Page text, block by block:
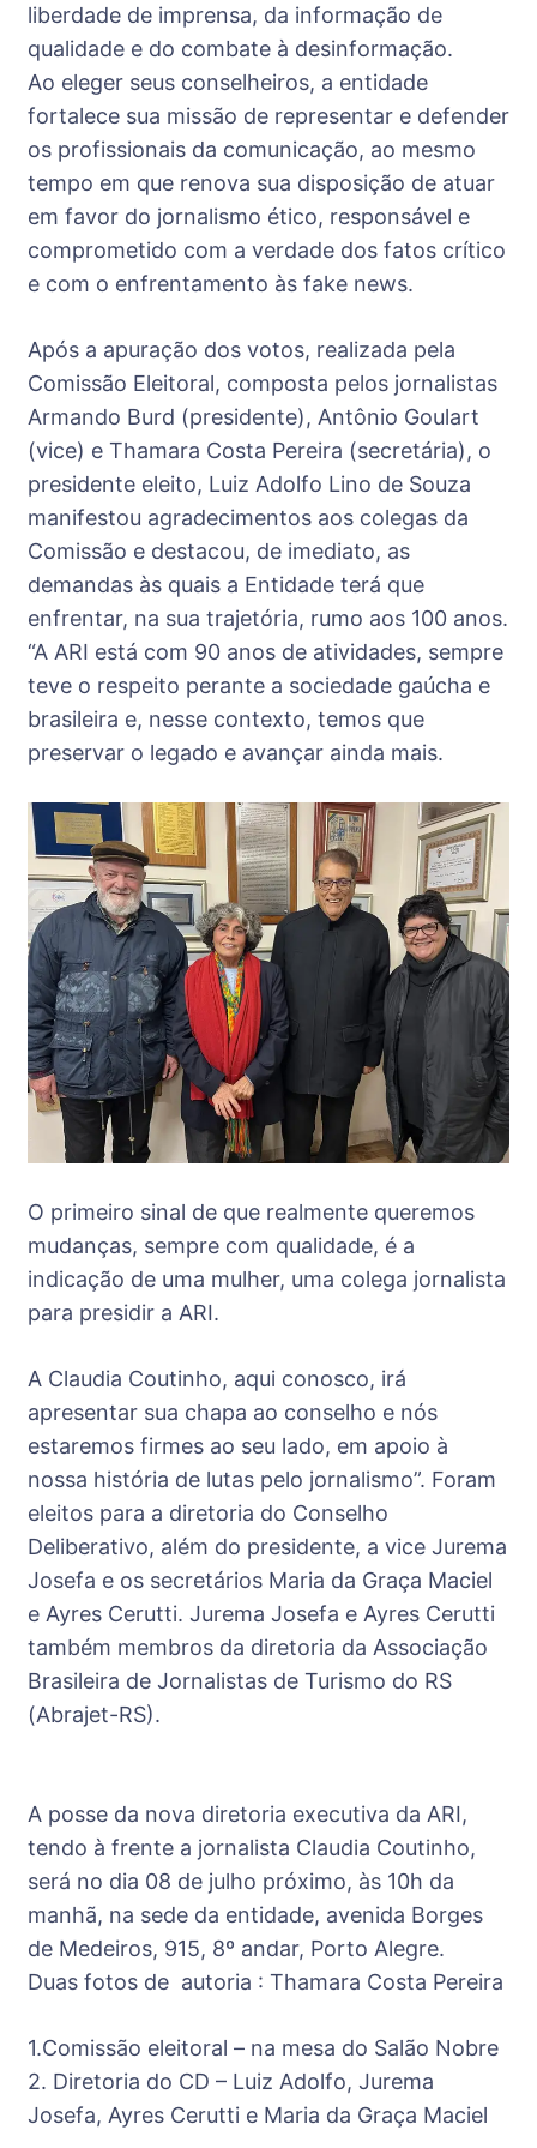
liberdade de imprensa, da informação de
qualidade e do combate à desinformação.
Ao eleger seus conselheiros, a entidade
fortalece sua missão de representar e defender
os profissionais da comunicação, ao mesmo
tempo em que renova sua disposição de atuar
em favor do jornalismo ético, responsável e
comprometido com a verdade dos fatos crítico
e com o enfrentamento às fake news.
Após a apuração dos votos, realizada pela
Comissão Eleitoral, composta pelos jornalistas
Armando Burd (presidente), Antônio Goulart
(vice) e Thamara Costa Pereira (secretária), o
presidente eleito, Luiz Adolfo Lino de Souza
manifestou agradecimentos aos colegas da
Comissão e destacou, de imediato, as
demandas às quais a Entidade terá que
enfrentar, na sua trajetória, rumo aos 100 anos.
“A ARI está com 90 anos de atividades, sempre
teve o respeito perante a sociedade gaúcha e
brasileira e, nesse contexto, temos que
preservar o legado e avançar ainda mais.
O primeiro sinal de que realmente queremos
mudanças, sempre com qualidade, é a
indicação de uma mulher, uma colega jornalista
para presidir a ARI.
A Claudia Coutinho, aqui conosco, irá
apresentar sua chapa ao conselho e nós
estaremos firmes ao seu lado, em apoio à
nossa história de lutas pelo jornalismo”. Foram
eleitos para a diretoria do Conselho
Deliberativo, além do presidente, a vice Jurema
Josefa e os secretários Maria da Graça Maciel
e Ayres Cerutti. Jurema Josefa e Ayres Cerutti
também membros da diretoria da Associação
Brasileira de Jornalistas de Turismo do RS
(Abrajet-RS).
A posse da nova diretoria executiva da ARI,
tendo à frente a jornalista Claudia Coutinho,
será no dia 08 de julho próximo, às 10h da
manhã, na sede da entidade, avenida Borges
de Medeiros, 915, 8º andar, Porto Alegre.
Duas fotos de autoria : Thamara Costa Pereira
1.Comissão eleitoral – na mesa do Salão Nobre
2. Diretoria do CD – Luiz Adolfo, Jurema
Josefa, Ayres Cerutti e Maria da Graça Maciel